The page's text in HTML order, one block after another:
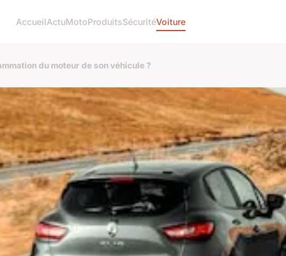
AccueilActuMotoProduitsSécuritéVoiture
du moteur de son véhicule ?